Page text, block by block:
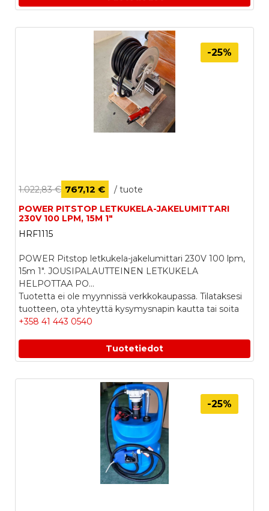
-25%
1.022,83 € 767,12 €
/ tuote
POWER PITSTOP LETKUKELA-JAKELUMITTARI
230V 100 LPM, 15M 1"
HRF1115
POWER Pitstop letkukela-jakelumittari 230V 100 lpm,
15m 1". JOUSIPALAUTTEINEN LETKUKELA
HELPOTTAA PO...
Tuotetta ei ole myynnissä verkkokaupassa. Tilataksesi
tuotteen, ota yhteyttä kysymysnapin kautta tai soita
+358 41 443 0540
Tuotetiedot
-25%